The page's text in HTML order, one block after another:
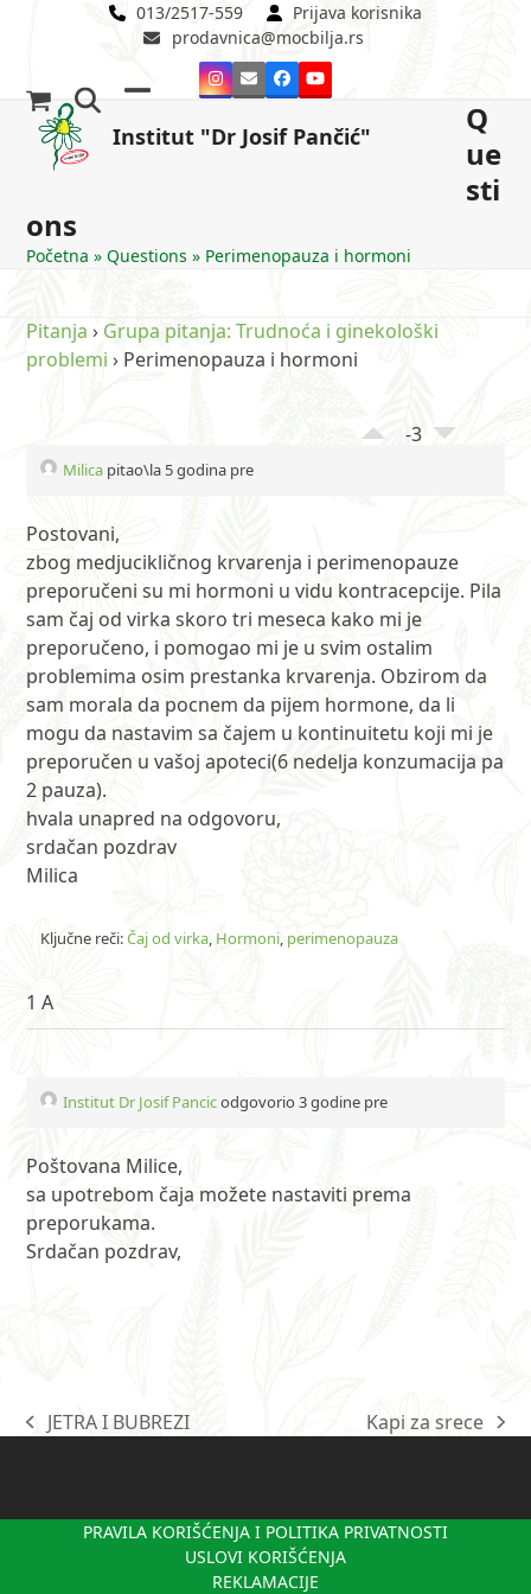
013/2517-559
Prijava korisnika
prodavnica@mocbilja.rs
Instagram
EmailFacebookYouTube
Institut "Dr Josif Pančić"
mobile
mobile
Q
ue
sti
ons
Početna »Questions » Perimenopauza i hormoni
Pitanja › Grupa pitanja: Trudnoća i ginekološki
problemi › Perimenopauza i hormoni
-3
Milica pitao\la 5 godina pre
Postovani,
zbog medjucikličnog krvarenja i perimenopauze
preporučeni su mi hormoni u vidu kontracepcije. Pila
sam čaj od virka skoro tri meseca kako mi je
preporučeno, i pomogao mi je u svim ostalim
problemima osim prestanka krvarenja. Obzirom da
sam morala da pocnem da pijem hormone, da li
mogu da nastavim sa čajem u kontinuitetu koji mi je
preporučen u vašoj apoteci(6 nedelja konzumacija pa
2 pauza).
hvala unapred na odgovoru,
srdačan pozdrav
Milica
Ključne reči:Čaj od virka, Hormoni, perimenopauza
1 A
Institut Dr Josif Pancicodgovorio 3 godine pre
Poštovana Milice,
sa upotrebom čaja možete nastaviti prema
preporukama.
Srdačan pozdrav,
previous
JETRA I BUBREZI
next
Kapi za srece
PRAVILA KORIŠĆENJA I POLITIKA PRIVATNOSTI
USLOVI KORIŠĆENJA
REKLAMACIJE